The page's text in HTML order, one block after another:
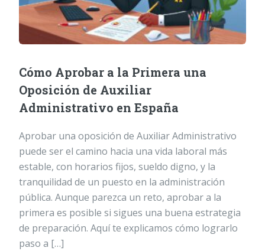
Cómo Aprobar a la Primera una
Oposición de Auxiliar
Administrativo en España
Aprobar una oposición de Auxiliar Administrativo
puede ser el camino hacia una vida laboral más
estable, con horarios fijos, sueldo digno, y la
tranquilidad de un puesto en la administración
pública. Aunque parezca un reto, aprobar a la
primera es posible si sigues una buena estrategia
de preparación. Aquí te explicamos cómo lograrlo
paso a […]